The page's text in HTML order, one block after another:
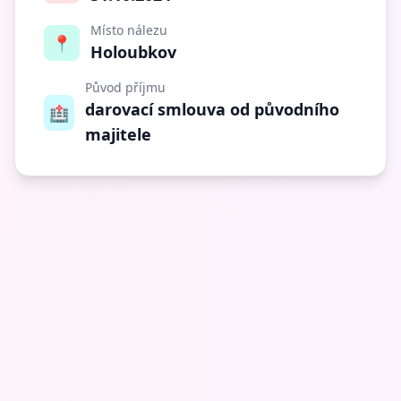
📍
Místo nálezu
Holoubkov
🏥
Původ příjmu
darovací smlouva od původního
majitele